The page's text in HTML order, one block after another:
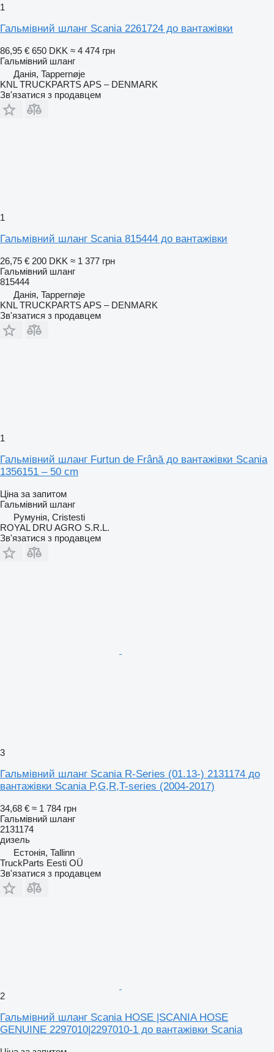
1
Гальмівний шланг Scania 2261724 до вантажівки
86,95 € 650 DKK ≈ 4 474 грн
Гальмівний шланг
Данія, Tappernøje
KNL TRUCKPARTS APS – DENMARK
Зв'язатися з продавцем
1
Гальмівний шланг Scania 815444 до вантажівки
26,75 € 200 DKK ≈ 1 377 грн
Гальмівний шланг
815444
Данія, Tappernøje
KNL TRUCKPARTS APS – DENMARK
Зв'язатися з продавцем
1
Гальмівний шланг Furtun de Frână до вантажівки Scania
1356151 – 50 cm
Ціна за запитом
Гальмівний шланг
Румунія, Cristesti
ROYAL DRU AGRO S.R.L.
Зв'язатися з продавцем
3
Гальмівний шланг Scania R-Series (01.13-) 2131174 до
вантажівки Scania P,G,R,T-series (2004-2017)
34,68 € ≈ 1 784 грн
Гальмівний шланг
2131174
дизель
Естонія, Tallinn
TruckParts Eesti OÜ
Зв'язатися з продавцем
2
Гальмівний шланг Scania HOSE |SCANIA HOSE
GENUINE 2297010|2297010-1 до вантажівки Scania